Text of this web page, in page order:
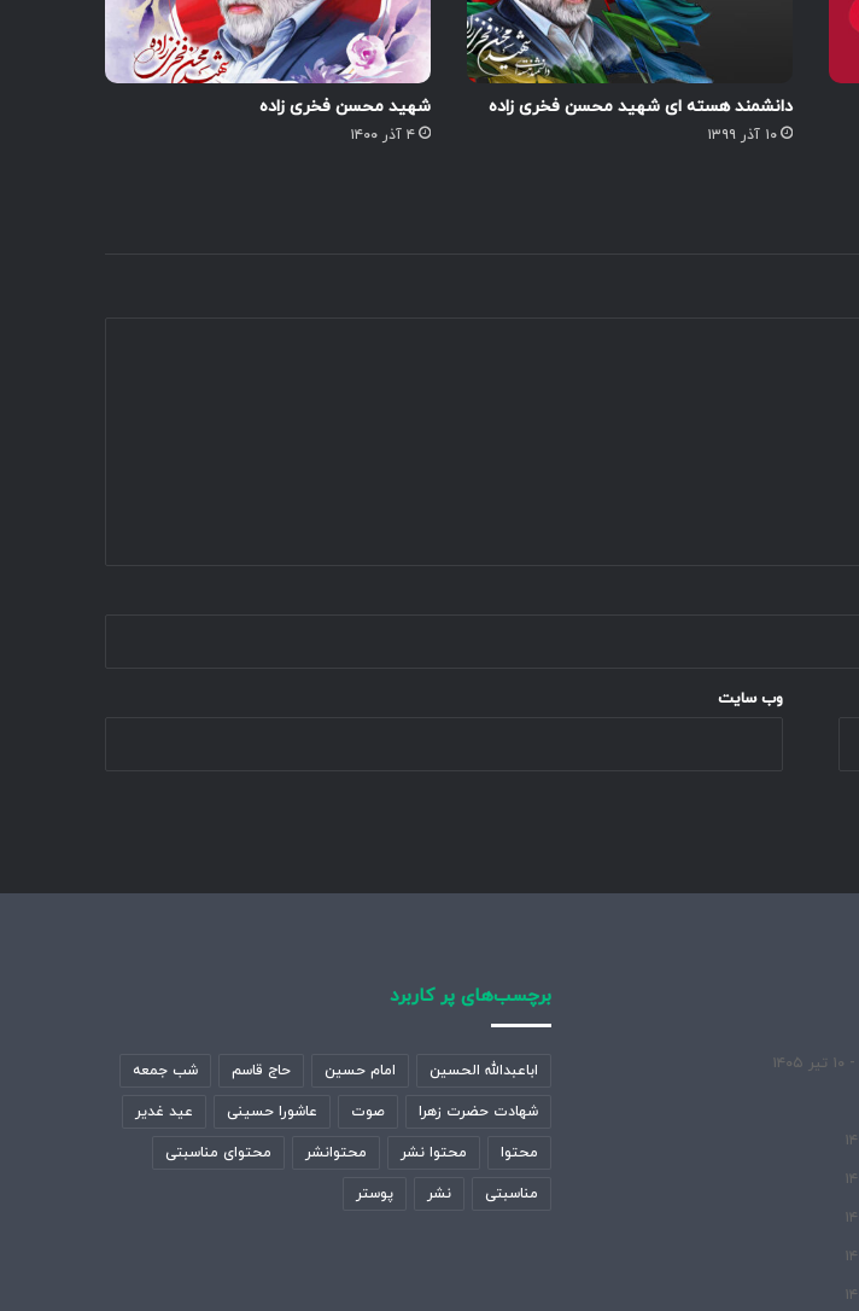
دانشمند هسته ای شهید محسن فخری زاده
۱۰ آذر ۱۳۹۹
شهید محسن فخری زاده
۴ آذر ۱۴۰۰
وب‌ سایت
۱۰ تیر ۱۴۰۵
برچسب‌های پر کاربرد
اباعبدالله الحسین امام حسین حاج قاسم شب جمعه
شهادت حضرت زهرا صوت عاشورا حسینی عید غدیر
محتوا محتوا نشر محتوانشر محتوای مناسبتی
مناسبتی نشر پوستر